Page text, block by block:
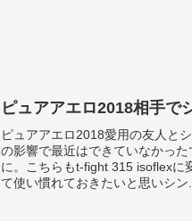
ピュアアエロ2018相手で
ピュアアエロ2018愛用の友人と
の影響で最近はできていなかっ
に。こちらもt-fight 315 isoflexに
て使い慣れておきたいと思いシン...